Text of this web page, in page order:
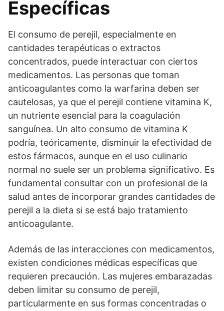
Específicas
El consumo de perejil, especialmente en
cantidades terapéuticas o extractos
concentrados, puede interactuar con ciertos
medicamentos. Las personas que toman
anticoagulantes como la warfarina deben ser
cautelosas, ya que el perejil contiene vitamina K,
un nutriente esencial para la coagulación
sanguínea. Un alto consumo de vitamina K
podría, teóricamente, disminuir la efectividad de
estos fármacos, aunque en el uso culinario
normal no suele ser un problema significativo. Es
fundamental consultar con un profesional de la
salud antes de incorporar grandes cantidades de
perejil a la dieta si se está bajo tratamiento
anticoagulante.
Además de las interacciones con medicamentos,
existen condiciones médicas específicas que
requieren precaución. Las mujeres embarazadas
deben limitar su consumo de perejil,
particularmente en sus formas concentradas o